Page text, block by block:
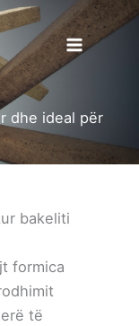
dhe ideal për
bakeliti
formica
të